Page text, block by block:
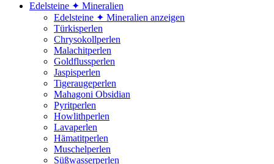
Edelsteine ✦ Mineralien
Edelsteine ✦ Mineralien anzeigen
Türkisperlen
Chrysokollperlen
Malachitperlen
Goldflussperlen
Jaspisperlen
Tigeraugeperlen
Mahagoni Obsidian
Pyritperlen
Howlithperlen
Lavaperlen
Hämatitperlen
Muschelperlen
Süßwasserperlen